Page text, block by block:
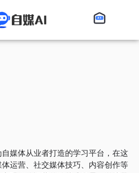
媒体从业者打造的学习平台，在这
运营、社交媒体技巧、内容创作等